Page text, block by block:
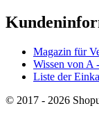
Magazin für
Wissen von A
Liste der
© 2017 - 2026